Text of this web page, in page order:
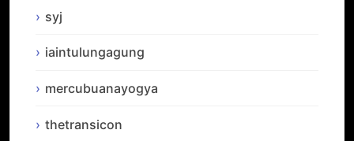
syj
iaintulungagung
mercubuanayogya
thetransicon